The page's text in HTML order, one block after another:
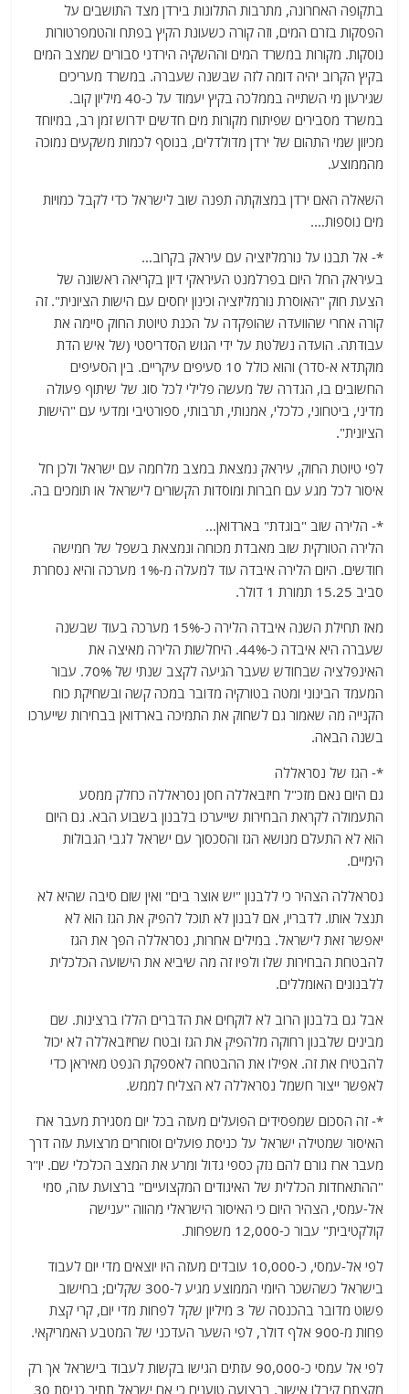
בתקופה האחרונה, מתרבות התלונות בירדן מצד התושבים על
הפסקות בזרם המים, וזה קורה כשעונת הקיץ בפתח והטמפרטורות
נוסקות. מקורות במשרד המים וההשקיה הירדני סבורים שמצב המים
בקיץ הקרוב יהיה דומה לזה שבשנה שעברה. במשרד מעריכים
שגירעון מי השתייה בממלכה בקיץ יעמוד על כ-40 מיליון קוב.
במשרד מסבירים שפיתוח מקורות מים חדשים ידרוש זמן רב, במיוחד
מכיוון שמי התהום של ירדן מדולדלים, בנוסף לכמות משקעים נמוכה
מהממוצע.
השאלה האם ירדן במצוקתה תפנה שוב לישראל כדי לקבל כמויות
מים נוספות….
*- אל תבנו על נורמליזציה עם עיראק בקרוב…
בעיראק החל היום בפרלמנט העיראקי דיון בקריאה ראשונה של
הצעת חוק "האוסרת נורמליזציה וכינון יחסים עם הישות הציונית". זה
קורה אחרי שהוועדה שהופקדה על הכנת טיוטת החוק סיימה את
עבודתה. הועדה נשלטת על ידי הגוש הסדריסטי (של איש הדת
מוקתדא א-סדר) והוא כולל 10 סעיפים עיקריים. בין הסעיפים
החשובים בו, הגדרה של מעשה פלילי לכל סוג של שיתוף פעולה
מדיני, ביטחוני, כלכלי, אמנותי, תרבותי, ספורטיבי ומדעי עם "הישות
הציונית".
לפי טיוטת החוק, עיראק נמצאת במצב מלחמה עם ישראל ולכן חל
איסור לכל מגע עם חברות ומוסדות הקשורים לישראל או תומכים בה.
*- הלירה שוב "בוגדת" בארדואן…
הלירה הטורקית שוב מאבדת מכוחה ונמצאת בשפל של חמישה
חודשים. היום הלירה איבדה עוד למעלה מ-1% מערכה והיא נסחרת
סביב 15.25 תמורת 1 דולר.
מאז תחילת השנה איבדה הלירה כ-15% מערכה בעוד שבשנה
שעברה היא איבדה כ-44%. היחלשות הלירה מאיצה את
האינפלציה שבחודש שעבר הגיעה לקצב שנתי של 70%. עבור
המעמד הבינוני ומטה בטורקיה מדובר במכה קשה ובשחיקת כוח
הקנייה מה שאמור גם לשחוק את התמיכה בארדואן בבחירות שייערכו
בשנה הבאה.
*- הגז של נסראללה
גם היום נאם מזכ"ל חיזבאללה חסן נסראללה כחלק ממסע
התעמולה לקראת הבחירות שייערכו בלבנון בשבוע הבא. גם היום
הוא לא התעלם מנושא הגז והסכסוך עם ישראל לגבי הגבולות
הימיים.
נסראללה הצהיר כי ללבנון "יש אוצר בים" ואין שום סיבה שהיא לא
תנצל אותו. לדבריו, אם לבנון לא תוכל להפיק את הגז הוא לא
יאפשר זאת לישראל. במילים אחרות, נסראללה הפך את הגז
להבטחת הבחירות שלו ולפיו זה מה שיביא את הישועה הכלכלית
ללבנונים האומללים.
אבל גם בלבנון הרוב לא לוקחים את הדברים הללו ברצינות. שם
מבינים שלבנון רחוקה מלהפיק את הגז ובטח שחיזבאללה לא יכול
להבטיח את זה. אפילו את ההבטחה לאספקת הנפט מאיראן כדי
לאפשר ייצור חשמל נסראללה לא הצליח לממש.
*- זה הסכום שמפסידים הפועלים מעזה בכל יום מסגירת מעבר ארז
האיסור שמטילה ישראל על כניסת פועלים וסוחרים מרצועת עזה דרך
מעבר ארז גורם להם נזק כספי גדול ומרע את המצב הכלכלי שם. יו"ר
"ההתאחדות הכללית של האיגודים המקצועיים" ברצועת עזה, סמי
אל-עמסי, הצהיר היום כי האיסור הישראלי מהווה "ענישה
קולקטיבית" עבור כ-12,000 משפחות.
לפי אל-עמסי, כ-10,000 עובדים מעזה היו יוצאים מדי יום לעבוד
בישראל כשהשכר היומי הממוצע מגיע ל-300 שקלים; בחישוב
פשוט מדובר בהכנסה של 3 מיליון שקל לפחות מדי יום, קרי קצת
פחות מ-900 אלף דולר, לפי השער העדכני של המטבע האמריקאי.
לפי אל עמסי כ-90,000 עזתים הגישו בקשות לעבוד בישראל אך רק
מקצתם קיבלו אישור. ברצועה טוענים כי אם ישראל תתיר כניסת 30